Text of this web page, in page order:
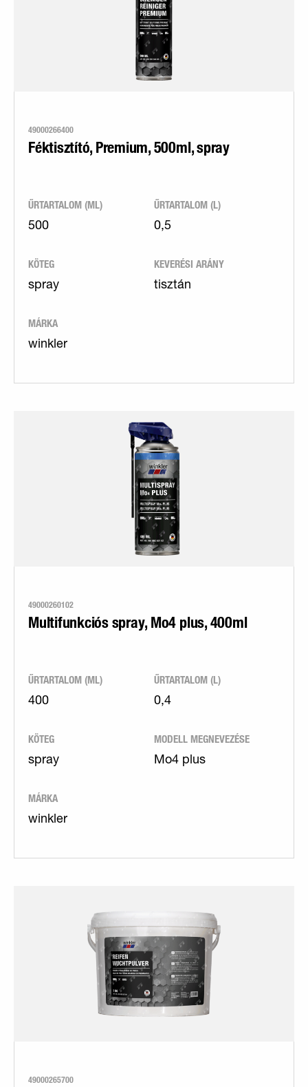
49000266400
Féktisztító, Premium, 500ml, spray
ŰRTARTALOM (ML)
500
ŰRTARTALOM (L)
0,5
KÖTEG
spray
KEVERÉSI ARÁNY
tisztán
MÁRKA
winkler
49000260102
Multifunkciós spray, Mo4 plus, 400ml
ŰRTARTALOM (ML)
400
ŰRTARTALOM (L)
0,4
KÖTEG
spray
MODELL MEGNEVEZÉSE
Mo4 plus
MÁRKA
winkler
49000265700